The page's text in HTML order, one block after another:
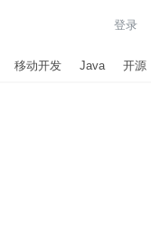
登录
移动开发 Java 开源